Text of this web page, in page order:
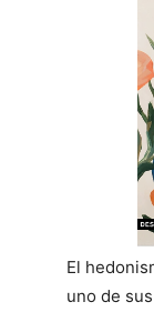
El
uno de